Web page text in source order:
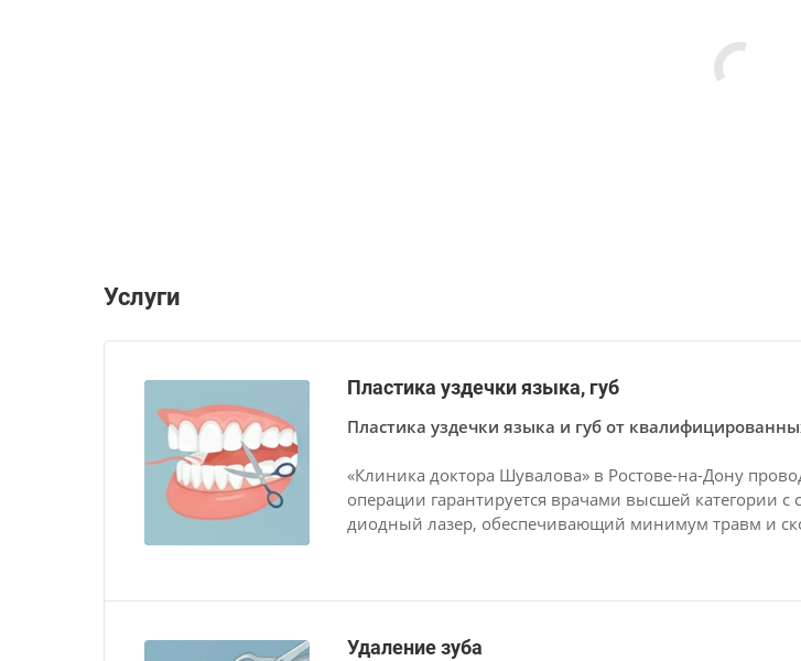
Услуги
Пластика уздечки языка, губ
Пластика уздечки языка и губ от
«Клиника доктора Шувалова» в Ростове-на-Дону
операции гарантируется врачами высшей категории
диодный лазер, обеспечивающий минимум травм и
Удаление зуба